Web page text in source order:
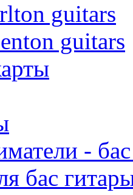
guitars
guitars
-
бас